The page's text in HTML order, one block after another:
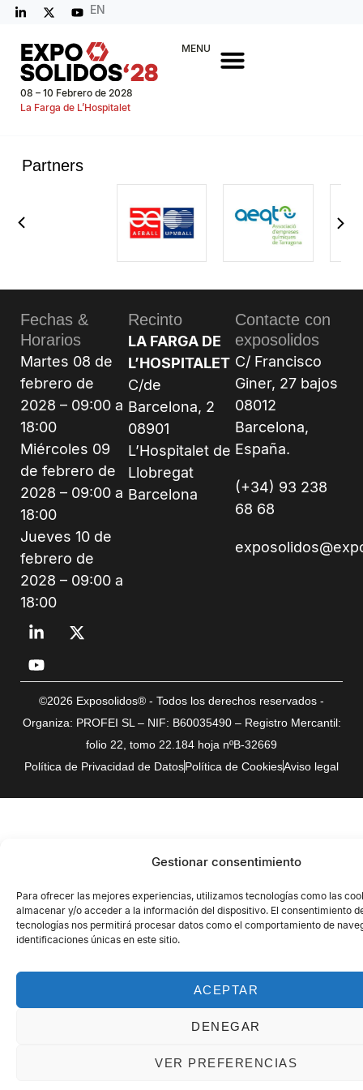
Gestionar consentimiento
Para ofrecer las mejores experiencias, utilizamos tecnologías como las
almacenar y/o acceder a la información del dispositivo. El consentimiento
tecnologías nos permitirá procesar datos como el comportamiento de
identificaciones únicas en este sitio.
ACEPTAR
DENEGAR
VER PREFERENCIAS
EN
08 – 10 Febrero de 2028
La Farga de L’Hospitalet
MENU
Partners
Fechas &
Horarios
Martes 08 de
febrero de
2028 – 09:00 a
18:00
Miércoles 09
de febrero de
2028 – 09:00 a
18:00
Jueves 10 de
febrero de
2028 – 09:00 a
18:00
Recinto
LA FARGA DE
L’HOSPITALET
C/de
Barcelona, 2
08901
L’Hospitalet de
Llobregat
Barcelona
Contacte con
exposolidos
C/ Francisco
Giner, 27 bajos
08012
Barcelona,
España.
(+34) 93 238
68 68
©2026 Exposolidos® - Todos los derechos reservados -
Organiza: PROFEI SL – NIF: B60035490 – Registro Mercantil:
folio 22, tomo 22.184 hoja nºB-32669
Política de Privacidad de DatosPolítica de CookiesAviso legal